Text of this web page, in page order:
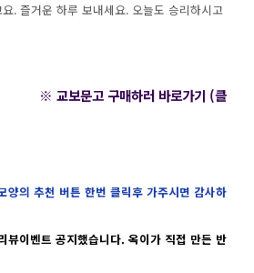
. 즐거운 하루 보내세요. 오늘도 승리하시고
※ 교보문고 구매하러 바로가기 (클
의 추천 버튼 한번 클릭후 가주시면 감사하
이벤트 공지했습니다. 옥이가 직접 만든 반